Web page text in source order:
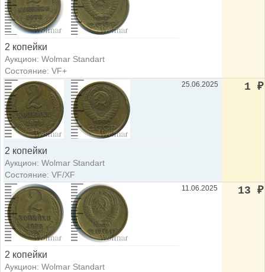
2 копейки
Аукцион: Wolmar Standart
Состояние: VF+
2 копейки
Аукцион: Wolmar Standart
Состояние: VF/XF
25.06.2025 1 ₽
2 копейки
Аукцион: Wolmar Standart
11.06.2025 13 ₽